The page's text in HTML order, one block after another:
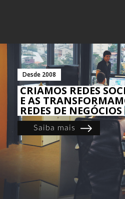
Desde 2008
CRIAMOS REDES
E AS
REDES DE NEGÓCIOS
Saiba mais